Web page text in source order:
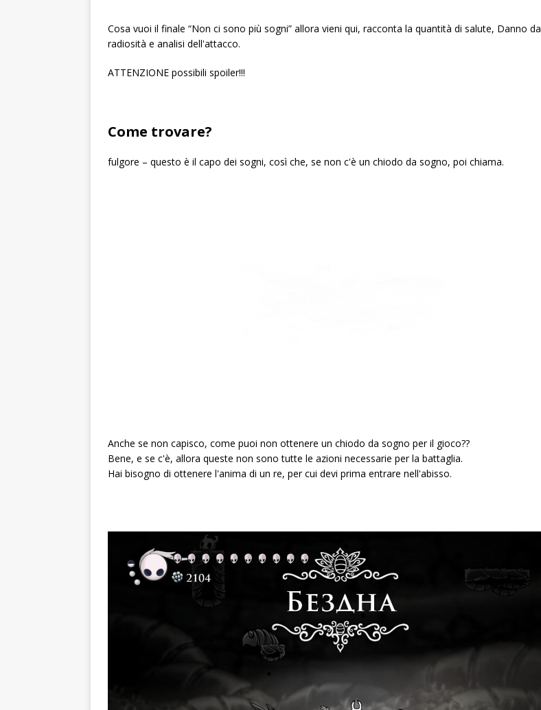
Cosa vuoi il finale “Non ci sono più sogni” allora vieni qui, racconta la quantità di salute, Danno da
radiosità e analisi dell'attacco.
ATTENZIONE possibili spoiler!!!
Come trovare?
fulgore – questo è il capo dei sogni, così che, se non c'è un chiodo da sogno, poi chiama.
Anche se non capisco, come puoi non ottenere un chiodo da sogno per il gioco??
Bene, e se c'è, allora queste non sono tutte le azioni necessarie per la battaglia.
Hai bisogno di ottenere l'anima di un re, per cui devi prima entrare nell'abisso.